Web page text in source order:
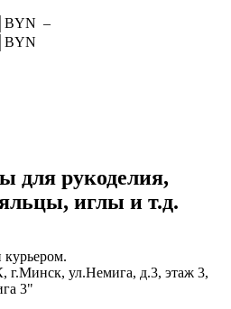
BYN –
BYN
для рукоделия,
иглы и т.д.
курьером.
ул.Немига, д.3, этаж 3,
3"